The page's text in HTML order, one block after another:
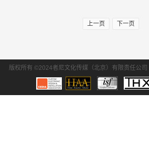
上一页 下一页
版权所有 ©2024者尼文化传媒（北京）有限责任公司